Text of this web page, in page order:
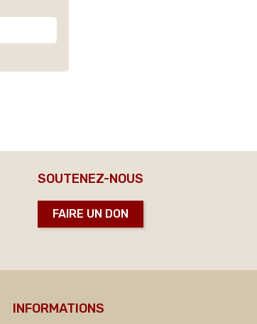
SOUTENEZ-NOUS
FAIRE UN DON
INFORMATIONS